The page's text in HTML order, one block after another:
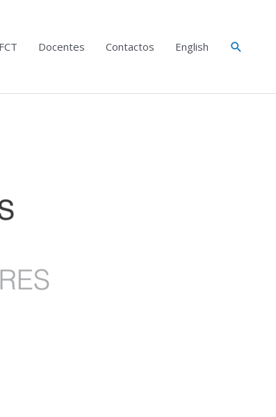
Docentes Contactos English Search